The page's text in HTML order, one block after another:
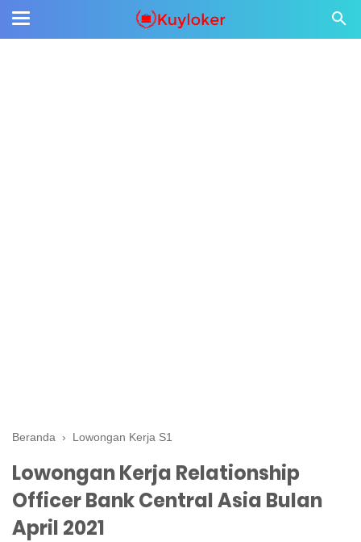
Beranda › Lowongan Kerja S1
Lowongan Kerja Relationship
Officer Bank Central Asia Bulan
April 2021